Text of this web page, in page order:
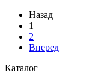
Назад
1
2
Вперед
Каталог